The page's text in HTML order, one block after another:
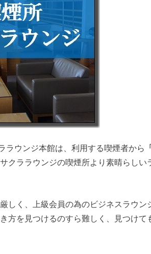
ラウンジ本館は、利用する喫煙者から
クララウンジの喫煙所より素晴らしい
しく、上級会員の為のビジネスラウン
方を見つけるのすら難しく、見つけて